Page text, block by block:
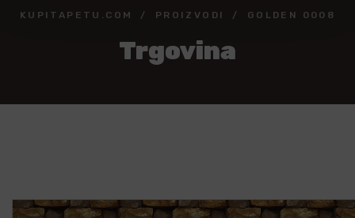
KUPITAPETU.COM PROIZVODI GOLDEN 0008
Trgovina